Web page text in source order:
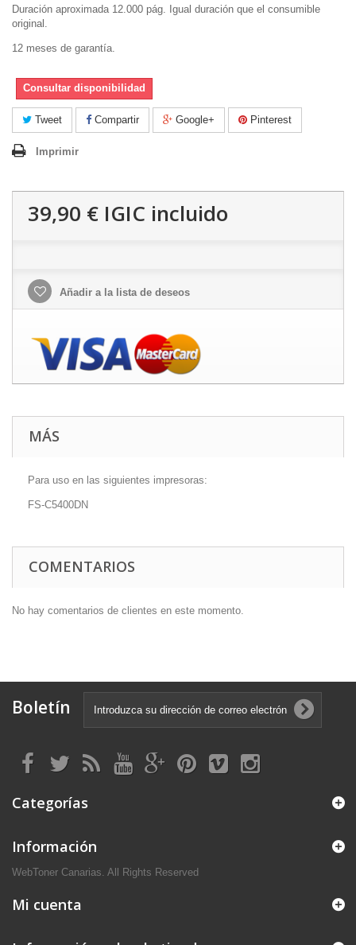
Duración aproximada 12.000 pág. Igual duración que el consumible
original.
12 meses de garantía.
Consultar disponibilidad
Tweet Compartir Google+ Pinterest
Imprimir
39,90 € IGIC incluido
Añadir a la lista de deseos
MÁS
Para uso en las siguientes impresoras:
FS-C5400DN
COMENTARIOS
No hay comentarios de clientes en este momento.
Boletín
Categorías
Información
WebToner Canarias. All Rights Reserved
Mi cuenta